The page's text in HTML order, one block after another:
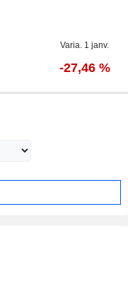
Varia. 1 janv.
-27,46 %